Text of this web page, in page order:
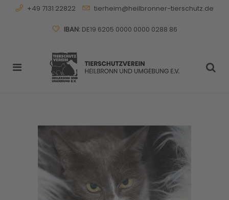
+49 7131 22822 tierheim@heilbronner-tierschutz.de
IBAN:DE19 6205 0000 0000 0288 86